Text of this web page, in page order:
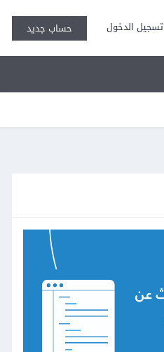
تسجيل الدخول حساب جديد